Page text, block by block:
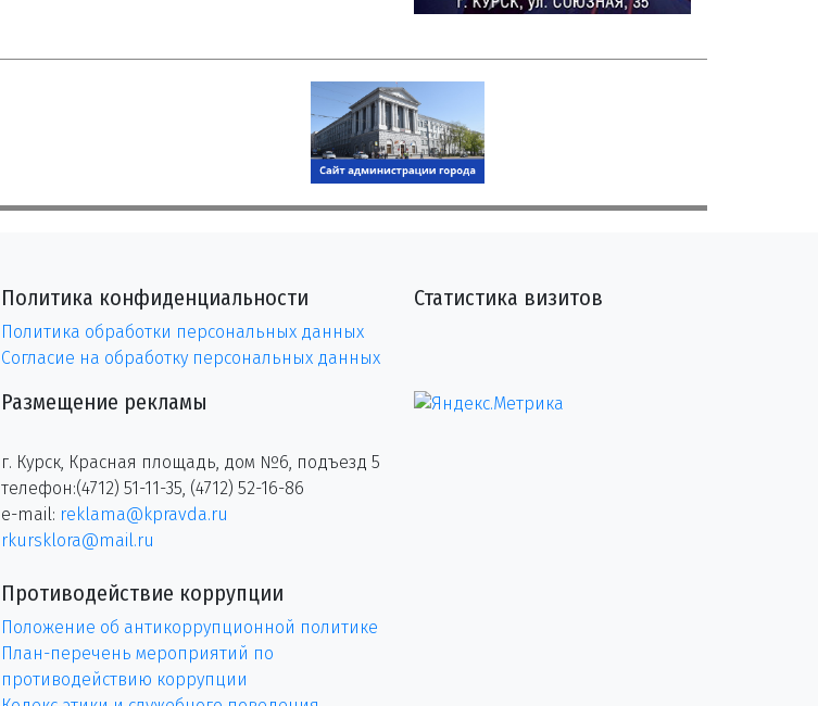
Политика конфиденциальности
Политика обработки персональных данных
Согласие на обработку персональных данных
Размещение рекламы
г. Курск, Красная площадь, дом №6, подъезд 5
телефон:(4712) 51-11-35, (4712) 52-16-86
e-mail: reklama@kpravda.ru
rkursklora@mail.ru
Противодействие коррупции
Положение об антикоррупционной политике
План-перечень мероприятий по
противодействию коррупции
Статистика визитов